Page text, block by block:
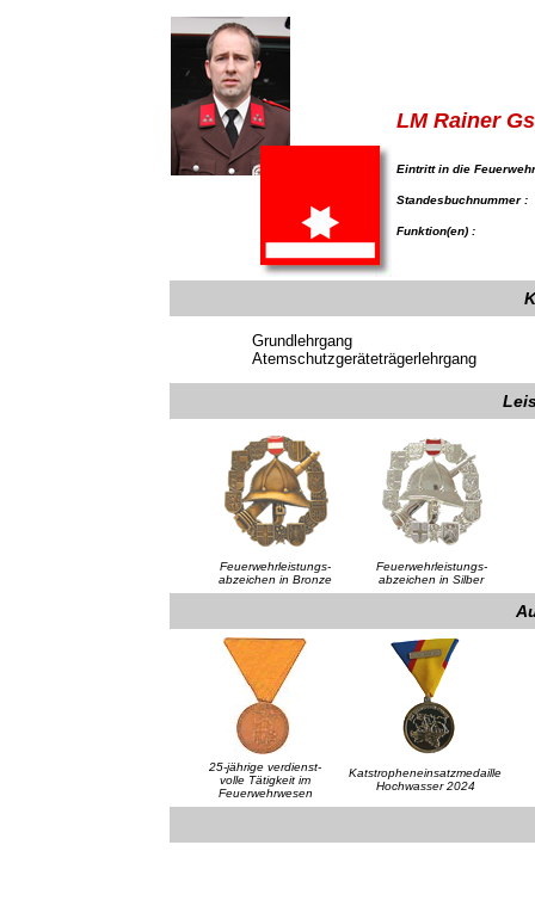
LM Rainer
Eintritt in die
Standesbuchnummer :
Funktion(en) :
Grundlehrgang
Atemschutzgeräteträgerlehrgang
Feuerwehrleistungs-
abzeichen in Bronze
Feuerwehrleistungs-
abzeichen in Silber
25-jährige verdienst-
volle Tätigkeit im
Feuerwehrwesen
Katstropheneinsatzmedaille
Hochwasser 2024